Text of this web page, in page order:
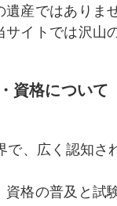
産ではありませ
イトでは沢山
資格について
、広く認知さ
格の普及と試